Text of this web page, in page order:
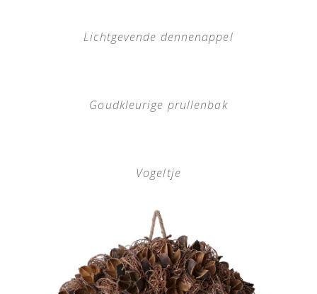
Lichtgevende dennenappel
Goudkleurige prullenbak
Vogeltje